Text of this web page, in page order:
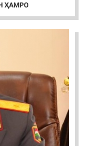
ҲАМРО